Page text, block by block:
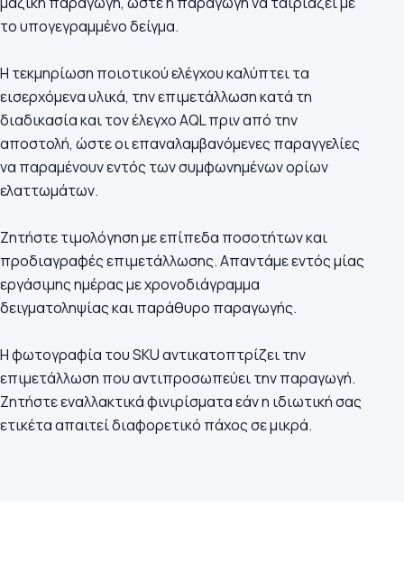
το υπογεγραμμένο δείγμα.
Η τεκμηρίωση ποιοτικού ελέγχου καλύπτει τα
εισερχόμενα υλικά, την επιμετάλλωση κατά τη
διαδικασία και τον έλεγχο AQL πριν από την
αποστολή, ώστε οι επαναλαμβανόμενες παραγγελίες
να παραμένουν εντός των συμφωνημένων ορίων
ελαττωμάτων.
Ζητήστε τιμολόγηση με επίπεδα ποσοτήτων και
προδιαγραφές επιμετάλλωσης. Απαντάμε εντός μίας
εργάσιμης ημέρας με χρονοδιάγραμμα
δειγματοληψίας και παράθυρο παραγωγής.
Η φωτογραφία του SKU αντικατοπτρίζει την
επιμετάλλωση που αντιπροσωπεύει την παραγωγή.
Ζητήστε εναλλακτικά φινιρίσματα εάν η ιδιωτική σας
ετικέτα απαιτεί διαφορετικό πάχος σε μικρά.